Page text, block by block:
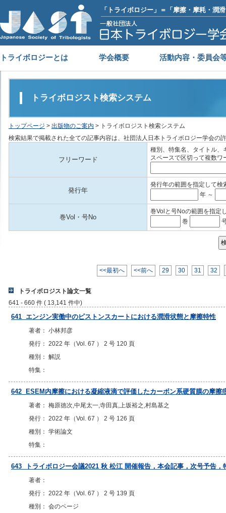
「トライボロジー」＝「摩擦・摩耗・潤
トライボロジーとは 学会概要 活動内容・委員会
トライボロジスト検索システム
トップページ > 出版物のご案内 > トライボロジスト検索システム
検索結果で掲載された全ての記事内容は、社団法人日本トライボロジー学会の
フリーワード
種別、特集名、タイトル、
スペースで区切って複数ワ
発行年
発行年の範囲を指定して検
年 ～
巻Vol・号No
巻Volと号Noの範囲を指定
巻
<<最初へ <<前へ 29 30 31 32
トライボロジスト論文一覧
641 - 660 件 ( 13,141 件中)
641 エンジン実働中のピストンスカートにおける潤滑状態と摩擦特性
著者： 小林邦彦
発行： 2022 年（Vol. 67 ） 2 号 120 頁
種別： 解説
特集：
642 ESEM内摩擦における凝縮液滴で評価したカーボン系硬質膜の摩擦
著者： 梅原徳次,中尾太一,寺田真,上坂裕之,村島基之
発行： 2022 年（Vol. 67 ） 2 号 126 頁
種別： 学術論文
特集：
643 トライボロジー会議2021 秋 松江 開催報告，本会記事，次号予告，
著者：
発行： 2022 年（Vol. 67 ） 2 号 139 頁
種別： 会のページ